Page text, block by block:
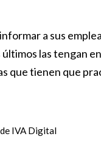
a sus
las tengan
que tienen que
IVA Digital